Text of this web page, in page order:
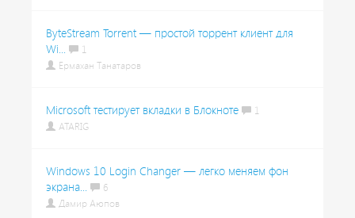
ByteStream Torrent — простой торрент клиент для
Wi...
1
Ермахан Танатаров
Microsoft тестирует вкладки в Блокноте
1
ATARIG
Windows 10 Login Changer — легко меняем фон
экрана...
6
Дамир Аюпов